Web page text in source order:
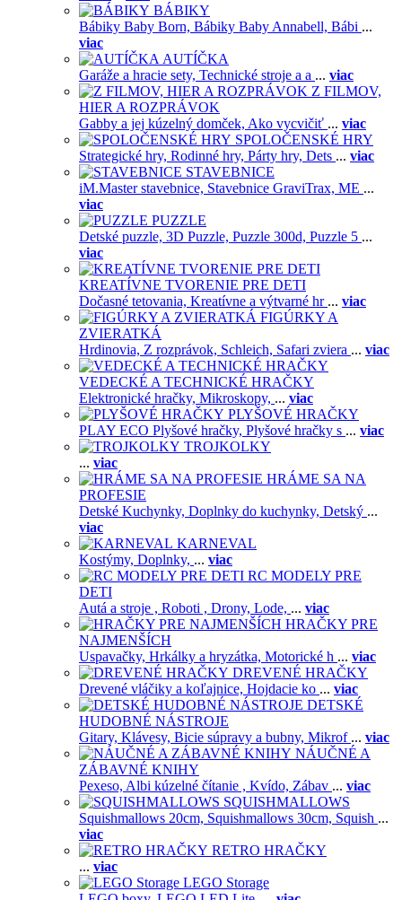
BÁBIKY
Bábiky Baby Born, Bábiky Baby Annabell, Bábi ...
viac
AUTÍČKA
Garáže a hracie sety, Technické stroje a a ... viac
Z FILMOV,
HIER A ROZPRÁVOK
Gabby a jej kúzelný domček, Ako vycvičiť ... viac
SPOLOČENSKÉ HRY
Strategické hry, Rodinné hry, Párty hry, Dets ... viac
STAVEBNICE
iM.Master stavebnice, Stavebnice GraviTrax, ME ...
viac
PUZZLE
Detské puzzle, 3D Puzzle, Puzzle 300d, Puzzle 5 ...
viac
KREATÍVNE TVORENIE PRE DETI
Dočasné tetovania, Kreatívne a výtvarné hr ... viac
FIGÚRKY A
ZVIERATKÁ
Hrdinovia, Z rozprávok, Schleich, Safari zviera ... viac
VEDECKÉ A TECHNICKÉ HRAČKY
Elektronické hračky, Mikroskopy, ... viac
PLYŠOVÉ HRAČKY
PLAY ECO Plyšové hračky, Plyšové hračky s ... viac
TROJKOLKY
... viac
HRÁME SA NA
PROFESIE
Detské Kuchynky, Doplnky do kuchynky, Detský ...
viac
KARNEVAL
Kostýmy, Doplnky, ... viac
RC MODELY PRE
DETI
Autá a stroje , Roboti , Drony, Lode, ... viac
HRAČKY PRE
NAJMENŠÍCH
Uspavačky, Hrkálky a hryzátka, Motorické h ... viac
DREVENÉ HRAČKY
Drevené vláčiky a koľajnice, Hojdacie ko ... viac
DETSKÉ
HUDOBNÉ NÁSTROJE
Gitary, Klávesy, Bicie súpravy a bubny, Mikrof ... viac
NÁUČNÉ A
ZÁBAVNÉ KNIHY
Pexeso, Albi kúzelné čítanie , Kvído, Zábav ... viac
SQUISHMALLOWS
Squishmallows 20cm, Squishmallows 30cm, Squish ...
viac
RETRO HRAČKY
... viac
LEGO Storage